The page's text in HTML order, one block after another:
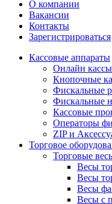
О компании
Вакансии
Контакты
Зарегистрироваться
Кассовые аппараты
Онлайн кассы
Кнопочные
Фискальные
Фискальные
Кассовые
Операторы
ZIP и
Торговое
Торговые
Весы
Весы
Весы
Весы с